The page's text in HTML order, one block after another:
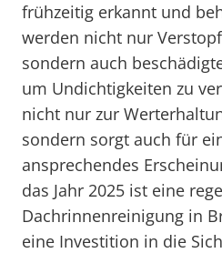
frühzeitig erkannt und
werden nicht nur
sondern auch
um Undichtigkeiten zu
nicht nur zur
sondern sorgt auch für
ansprechendes
das Jahr 2025 ist eine
Dachrinnenreinigung in
eine Investition in die